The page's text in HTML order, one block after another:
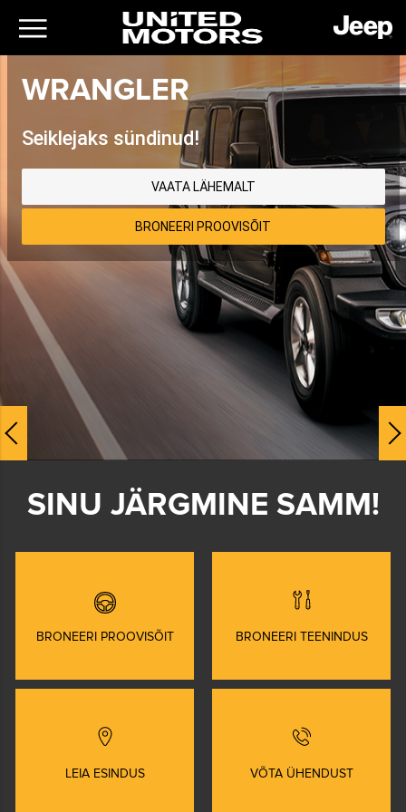
WRANGLER
Seiklejaks sündinud!
VAATA LÄHEMALT
BRONEERI PROOVISÕIT
Eelmine
SINU JÄRGMINE SAMM!
BRONEERI PROOVISÕIT BRONEERI TEENINDUS
LEIA ESINDUS VÕTA ÜHENDUST